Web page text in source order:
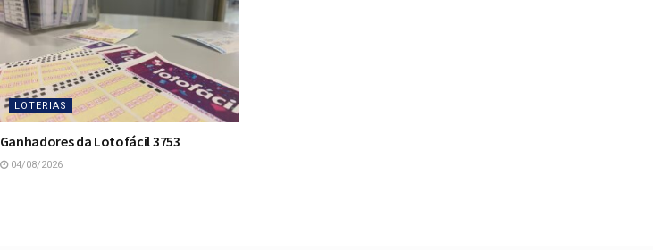
LOTERIAS
Ganhadores da Lotofácil 3753
04/08/2026